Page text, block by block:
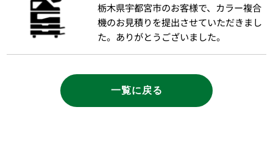
栃木県宇都宮市のお客様で、カラー複合
機のお見積りを提出させていただきまし
た。ありがとうございました。
一覧に戻る